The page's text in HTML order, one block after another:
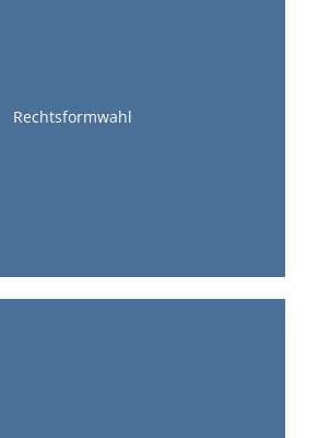
Rechtsformwahl